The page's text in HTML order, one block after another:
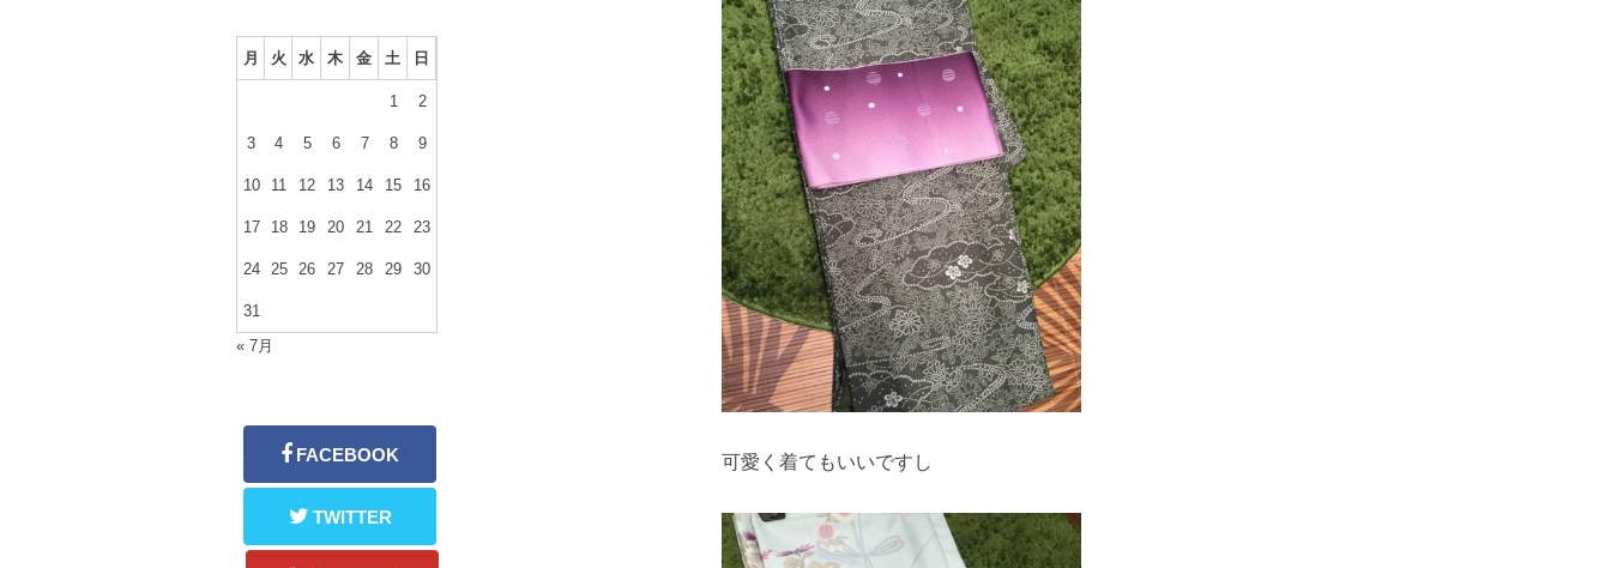
可愛く着てもいいですし
月 火 水 木 金 土 日
1 2
3 4 5 6 7 8 9
10 11 12 13 14 15 16
17 18 19 20 21 22 23
24 25 26 27 28 29 30
31
« 7月